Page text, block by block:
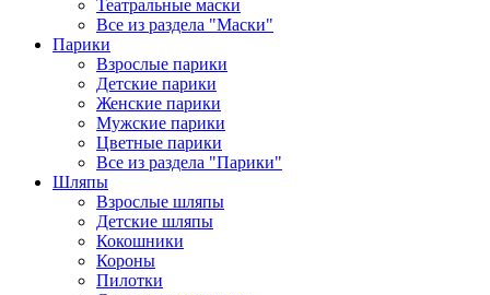
Театральные маски
Все из раздела "Маски"
Парики
Взрослые парики
Детские парики
Женские парики
Мужские парики
Цветные парики
Все из раздела "Парики"
Шляпы
Взрослые шляпы
Детские шляпы
Кокошники
Короны
Пилотки